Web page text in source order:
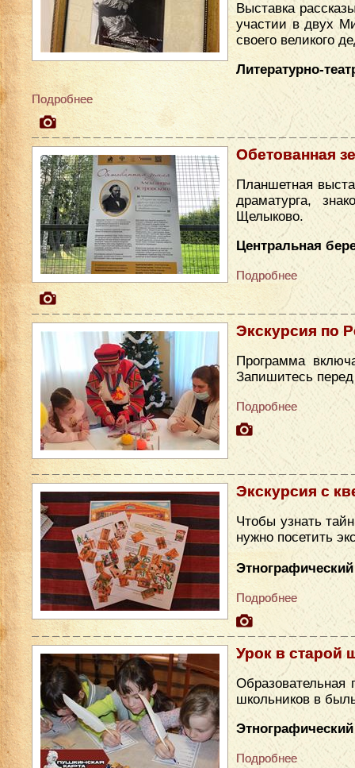
Выставка
участии в двух
своего великого
Литературно-
Подробнее
Обетованная
Планшетная
драматурга,
Щелыково.
Центральная
Подробнее
Экскурсия по
Программа
Запишитесь
Подробнее
Экскурсия с
Чтобы узнать
нужно посетить
Подробнее
Урок в старой
школьников в
Подробнее